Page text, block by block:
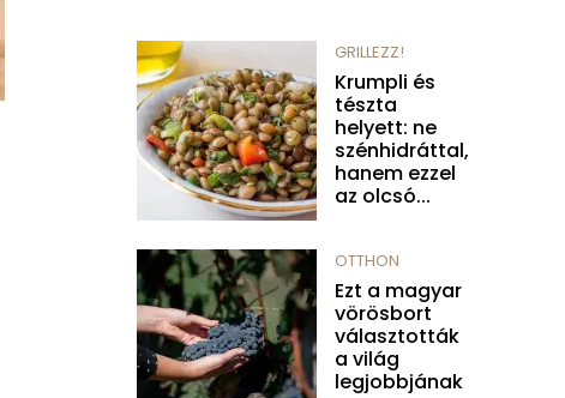
GRILLEZZ!
Krumpli és
tészta
helyett: ne
szénhidráttal,
hanem ezzel
az olcsó...
OTTHON
Ezt a magyar
vörösbort
választották
a világ
legjobbjának